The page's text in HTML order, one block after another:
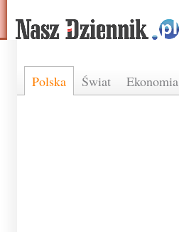
Polska Świat Ekonomia